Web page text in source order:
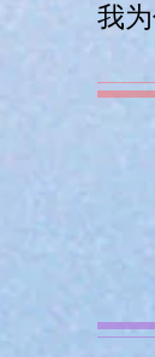
我